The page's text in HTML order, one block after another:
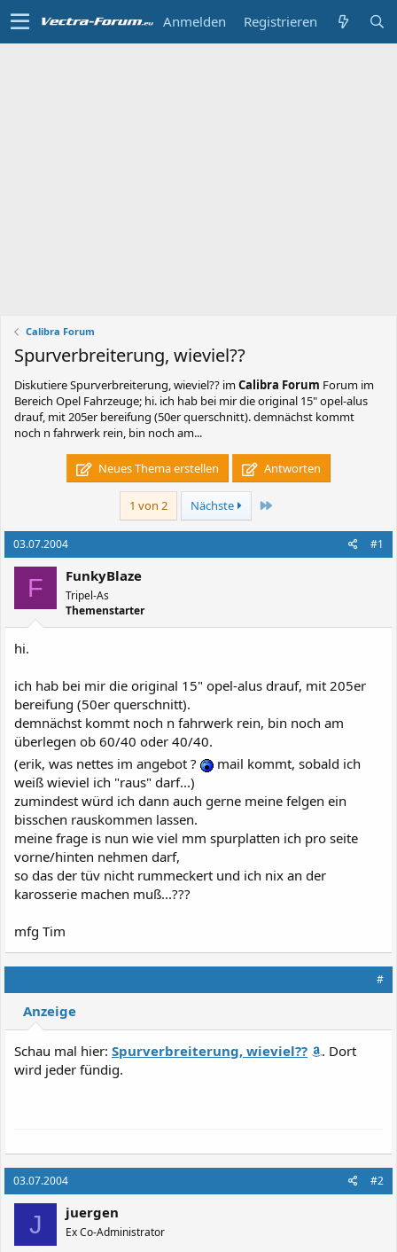
Anmelden Registrieren
Calibra Forum
Spurverbreiterung, wieviel??
DiskutiereSpurverbreiterung, wieviel?? imCalibra Forum Forum im
Bereich Opel Fahrzeuge; hi. ich hab bei mir die original 15" opel-alus
drauf, mit 205er bereifung (50er querschnitt). demnächst kommt
noch n fahrwerk rein, bin noch am...
Neues Thema erstellen Antworten
1 von 2 Nächste Letzte
03.07.2004 #1
F FunkyBlaze
Tripel-As
Themenstarter
hi.
ich hab bei mir die original 15" opel-alus drauf, mit 205er
bereifung (50er querschnitt).
demnächst kommt noch n fahrwerk rein, bin noch am
überlegen ob 60/40 oder 40/40.
(erik, was nettes im angebot ?
mail kommt, sobald ich
weiß wieviel ich "raus" darf...)
zumindest würd ich dann auch gerne meine felgen ein
bisschen rauskommen lassen.
meine frage is nun wie viel mm spurplatten ich pro seite
vorne/hinten nehmen darf,
so das der tüv nicht rummeckert und ich nix an der
karosserie machen muß...???
mfg Tim
#
Anzeige
Schau mal hier: Spurverbreiterung, wieviel??
. Dort
wird jeder fündig.
03.07.2004 #2
J juergen
Ex Co-Administrator